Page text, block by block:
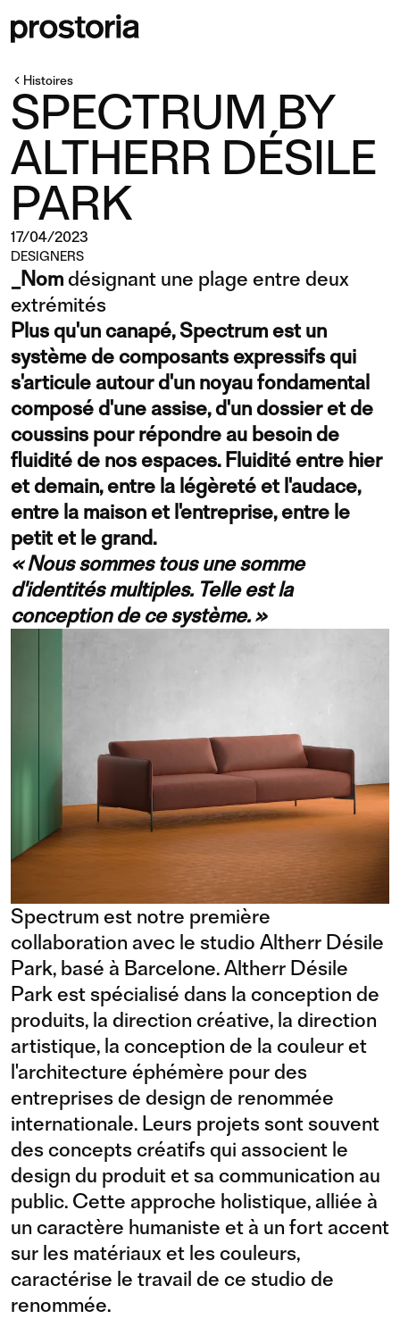
Histoires
SPECTRUM BY
ALTHERR DÉSILE
PARK
17/04/2023
DESIGNERS
_Nomdésignant une plage entre deux
extrémités
Plus qu'un canapé, Spectrum est un
système de composants expressifs qui
s'articule autour d'un noyau fondamental
composé d'une assise, d'un dossier et de
coussins pour répondre au besoin de
fluidité de nos espaces. Fluidité entre hier
et demain, entre la légèreté et l'audace,
entre la maison et l'entreprise, entre le
petit et le grand.
« Nous sommes tous une somme
d'identités multiples. Telle est la
conception de ce système. »
Spectrum est notre première
collaboration avec le studio Altherr Désile
Park, basé à Barcelone. Altherr Désile
Park est spécialisé dans la conception de
produits, la direction créative, la direction
artistique, la conception de la couleur et
l'architecture éphémère pour des
entreprises de design de renommée
internationale. Leurs projets sont souvent
des concepts créatifs qui associent le
design du produit et sa communication au
public. Cette approche holistique, alliée à
un caractère humaniste et à un fort accent
sur les matériaux et les couleurs,
caractérise le travail de ce studio de
renommée.